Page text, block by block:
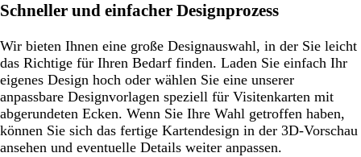
Schneller und einfacher Designprozess
Wir bieten Ihnen eine große Designauswahl, in der Sie leicht
das Richtige für Ihren Bedarf finden. Laden Sie einfach Ihr
eigenes Design hoch oder wählen Sie eine unserer
anpassbare Designvorlagen speziell für Visitenkarten mit
abgerundeten Ecken. Wenn Sie Ihre Wahl getroffen haben,
können Sie sich das fertige Kartendesign in der 3D-Vorschau
ansehen und eventuelle Details weiter anpassen.